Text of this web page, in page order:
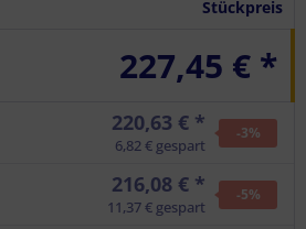
Stückpreis
227,45 € *
220,63 € *
6,82 € gespart
-3%
216,08 € *
11,37 € gespart
-5%